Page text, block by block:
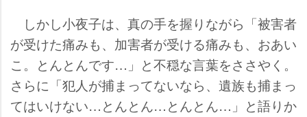
しかし小夜子は、真の手を握りながら「被害者
が受けた痛みも、加害者が受ける痛みも、おあい
こ。とんとんです…」と不穏な言葉をささやく。
さらに「犯人が捕まってないなら、遺族も捕まっ
てはいけない…とんとん…とんとん…」と語りか